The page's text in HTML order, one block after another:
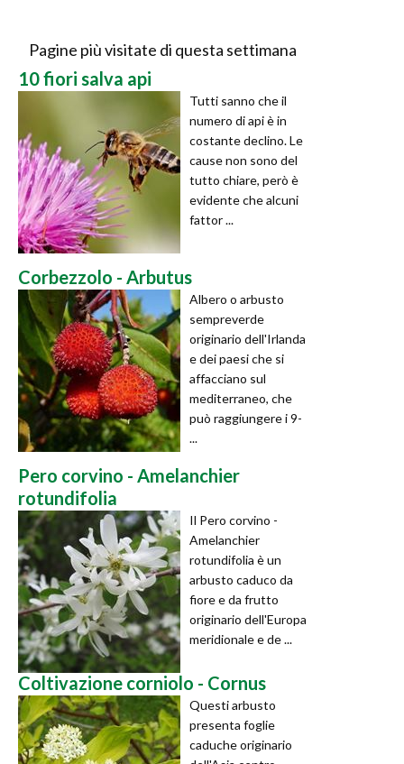
Pagine più visitate di questa settimana
10 fiori salva api
Tutti sanno che il
numero di api è in
costante declino. Le
cause non sono del
tutto chiare, però è
evidente che alcuni
fattor ...
Corbezzolo - Arbutus
Albero o arbusto
sempreverde
originario dell'Irlanda
e dei paesi che si
affacciano sul
mediterraneo, che
può raggiungere i 9-
...
Pero corvino - Amelanchier
rotundifolia
Il Pero corvino -
Amelanchier
rotundifolia è un
arbusto caduco da
fiore e da frutto
originario dell'Europa
meridionale e de ...
Coltivazione corniolo - Cornus
Questi arbusto
presenta foglie
caduche originario